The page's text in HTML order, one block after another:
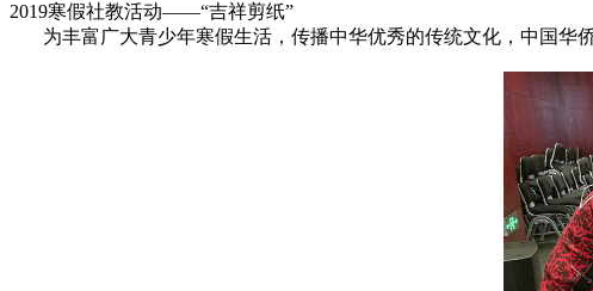
2019寒假社教活动——“吉祥剪纸”
为丰富广大青少年寒假生活，传播中华优秀的传统文化，中国华